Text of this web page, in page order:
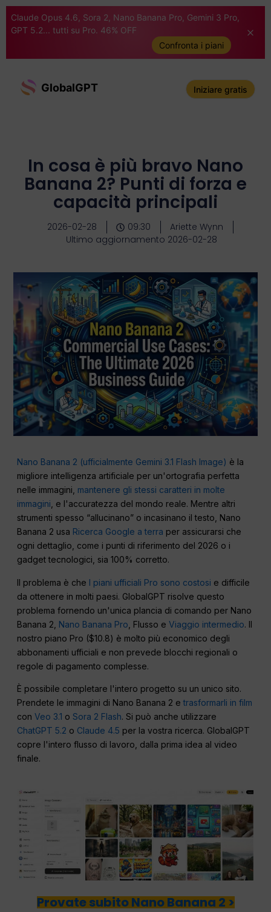
Claude Opus 4.6, Sora 2, Nano Banana Pro, Gemini 3 Pro,
GPT 5.2... tutti su Pro. 46% OFF
Confronta i piani
GlobalGPT Iniziare gratis
In cosa è più bravo Nano
Banana 2? Punti di forza e
capacità principali
2026-02-28 09:30
Ariette Wynn
Ultimo aggiornamento 2026-02-28
Nano Banana 2 (ufficialmente Gemini 3.1 Flash Image) è la
migliore intelligenza artificiale per un'ortografia perfetta
nelle immagini, mantenere gli stessi caratteri in molte
immagini , e l'accuratezza del mondo reale. Mentre altri
strumenti spesso “allucinano” o incasinano il testo, Nano
Banana 2 usa Ricerca Google a terra per assicurarsi che
ogni dettaglio, come i punti di riferimento del 2026 o i
gadget tecnologici, sia 100% corretto.
Il problema è che I piani ufficiali Pro sono costosi e difficile
da ottenere in molti paesi. GlobalGPT risolve questo
problema fornendo un'unica plancia di comando per Nano
Banana 2, Nano Banana Pro , Flusso eViaggio intermedio. Il
nostro piano Pro ($10.8) è molto più economico degli
abbonamenti ufficiali e non prevede blocchi regionali o
regole di pagamento complesse.
È possibile completare l'intero progetto su un unico sito.
Prendete le immagini di Nano Banana 2 etrasformarli in film
conVeo 3.1 oSora 2 Flash. Si può anche utilizzare
ChatGPT 5.2 o Claude 4.5 per la vostra ricerca. GlobalGPT
copre l'intero flusso di lavoro, dalla prima idea al video
finale.
Provate subito Nano Banana 2 >